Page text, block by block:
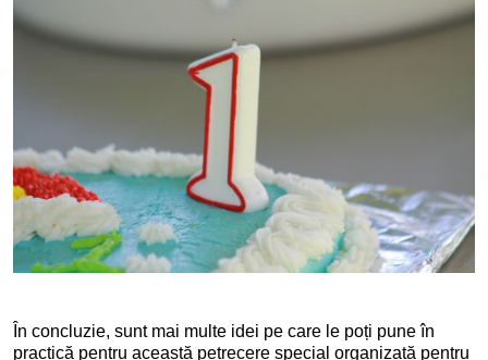
În concluzie, sunt mai multe idei pe care le poți pune în
practică pentru această petrecere special organizată pentru